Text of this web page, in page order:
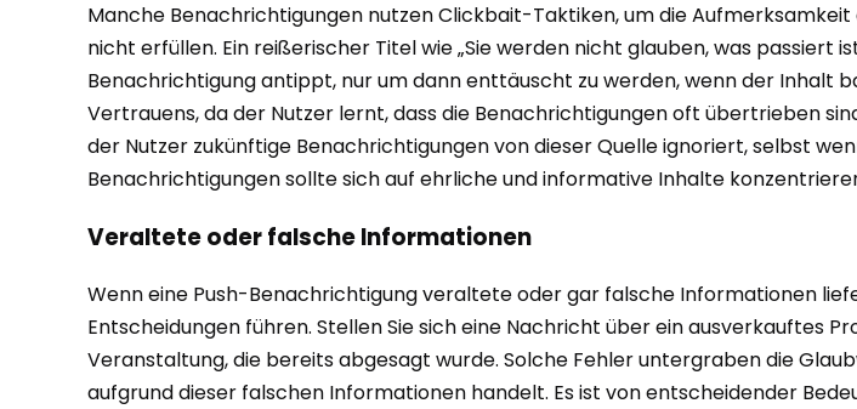
Manche Benachrichtigungen nutzen Clickbait-Taktiken, um die
nicht erfüllen. Ein reißerischer Titel wie „Sie werden nicht glauben, was passiert
Benachrichtigung antippt, nur um dann enttäuscht zu werden, wenn der Inhalt
Vertrauens, da der Nutzer lernt, dass die Benachrichtigungen oft übertrieben
der Nutzer zukünftige Benachrichtigungen von dieser Quelle ignoriert, selbst
Benachrichtigungen sollte sich auf ehrliche und informative Inhalte
Veraltete oder falsche Informationen
Wenn eine Push-Benachrichtigung veraltete oder gar falsche Informationen
Entscheidungen führen. Stellen Sie sich eine Nachricht über ein ausverkauftes
Veranstaltung, die bereits abgesagt wurde. Solche Fehler untergraben die
aufgrund dieser falschen Informationen handelt. Es ist von entscheidender